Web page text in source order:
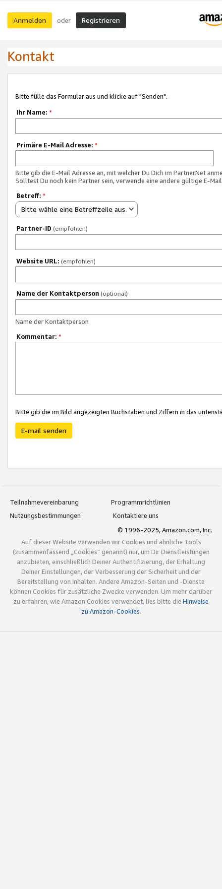
Anmelden oder Registrieren
Kontakt
Bitte fülle das Formular aus und klicke auf "Senden".
Ihr Name: *
Primäre E-Mail Adresse: *
Bitte gib die E-Mail Adresse an, mit welcher Du Dich im PartnerNet
Solltest Du noch kein Partner sein, verwende eine andere gültige E-
Betreff: *
Bitte wähle eine Betreffzeile aus.
Partner-ID (empfohlen)
Website URL: (empfohlen)
Name der Kontaktperson (optional)
Name der Kontaktperson
Kommentar: *
Bitte gib die im Bild angezeigten Buchstaben und Ziffern in das
E-mail senden
Teilnahmevereinbarung
Programmrichtlinien
Nutzungsbestimmungen
Kontaktiere uns
© 1996-2025, Amazon.com, Inc.
Auf dieser Website verwenden wir Cookies und ähnliche Tools
(zusammenfassend „Cookies“ genannt) nur, um Dir Dienstleistungen
anzubieten, einschließlich Deiner Authentifizierung, der Erhaltung
Deiner Einstellungen, der Verbesserung der Sicherheit und der
Bereitstellung von Inhalten. Andere Amazon-Seiten und -Dienste
können Cookies für zusätzliche Zwecke verwenden. Um mehr darüber
zu erfahren, wie Amazon Cookies verwendet, lies bitte die Hinweise
zu Amazon-Cookies.